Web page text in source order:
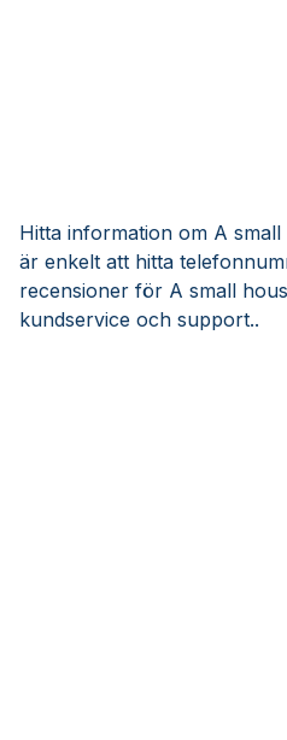
Hitta information om A
är enkelt att hitta
recensioner för A small
kundservice och support..